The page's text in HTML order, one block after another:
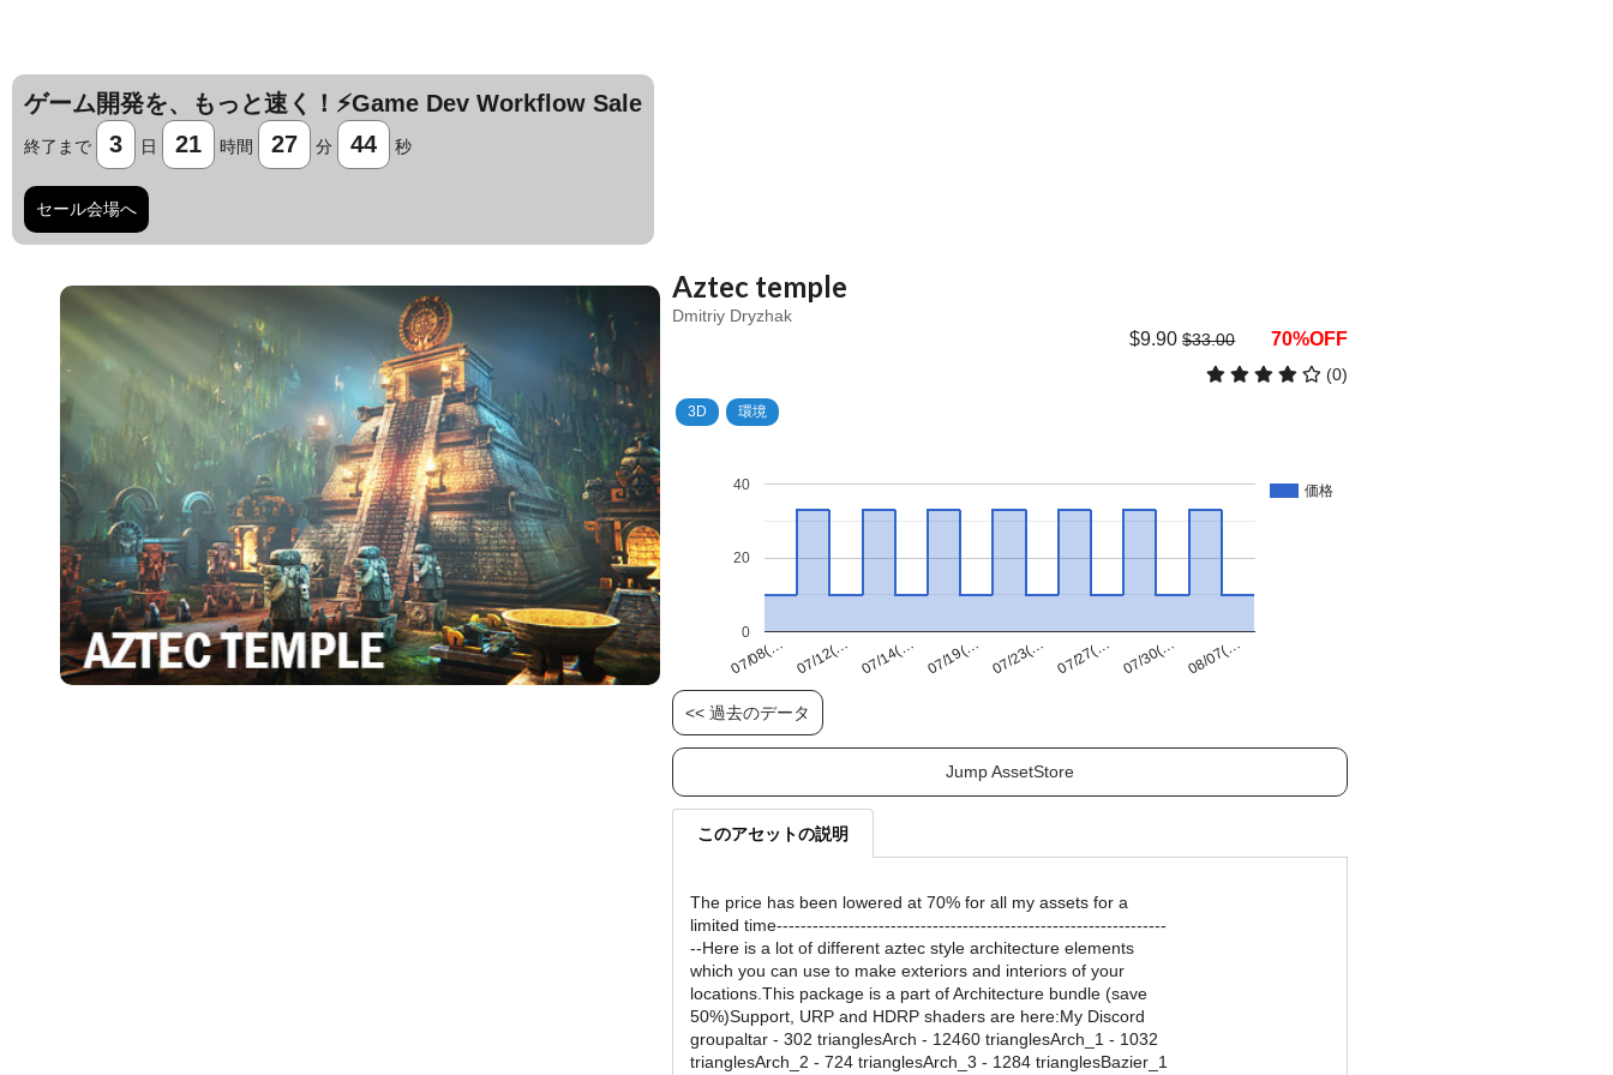
ゲーム開発を、もっと速く！⚡️Game Dev Workflow Sale
終了まで 3 日 21 時間 27 分 43 秒
セール会場へ
Aztec temple
Dmitriy Dryzhak
$9.90$33.00 70%OFF
(0)
3D 環境
価格
07/08(… 07/12(… 07/14(… 07/19(… 07/23(… 07/27(… 07/30(… 08/07(…
0
20
40
<< 過去のデータ
Jump AssetStore
このアセットの説明
The price has been lowered at 70% for all my assets for a
limited time-----------------------------------------------------------------
--Here is a lot of different aztec style architecture elements
which you can use to make exteriors and interiors of your
locations.This package is a part of Architecture bundle (save
50%)Support, URP and HDRP shaders are here:My Discord
groupaltar - 302 trianglesArch - 12460 trianglesArch_1 - 1032
trianglesArch_2 - 724 trianglesArch_3 - 1284 trianglesBazier_1